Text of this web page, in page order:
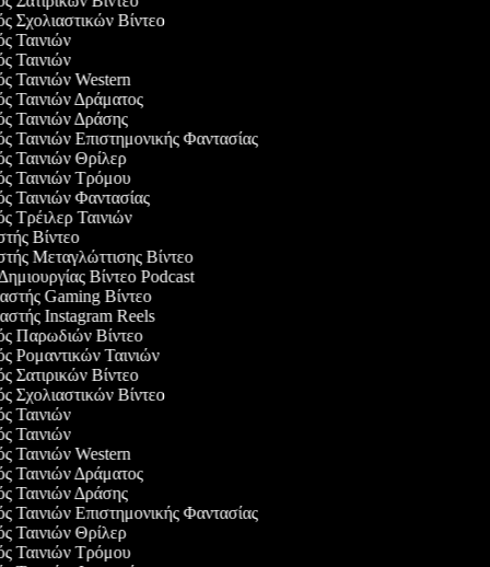
Σχολιαστικών Βίντεο
Ταινιών
Ταινιών
Ταινιών Western
Ταινιών Δράματος
Ταινιών Δράσης
Ταινιών Επιστημονικής Φαντασίας
Ταινιών Θρίλερ
Ταινιών Τρόμου
Ταινιών Φαντασίας
Τρέιλερ Ταινιών
Βίντεο
Μεταγλώττισης Βίντεο
Βίντεο Podcast
Gaming Βίντεο
Instagram Reels
Παρωδιών Βίντεο
Ρομαντικών Ταινιών
Σατιρικών Βίντεο
Σχολιαστικών Βίντεο
Ταινιών
Ταινιών
Ταινιών Western
Ταινιών Δράματος
Ταινιών Δράσης
Ταινιών Επιστημονικής Φαντασίας
Ταινιών Θρίλερ
Ταινιών Τρόμου